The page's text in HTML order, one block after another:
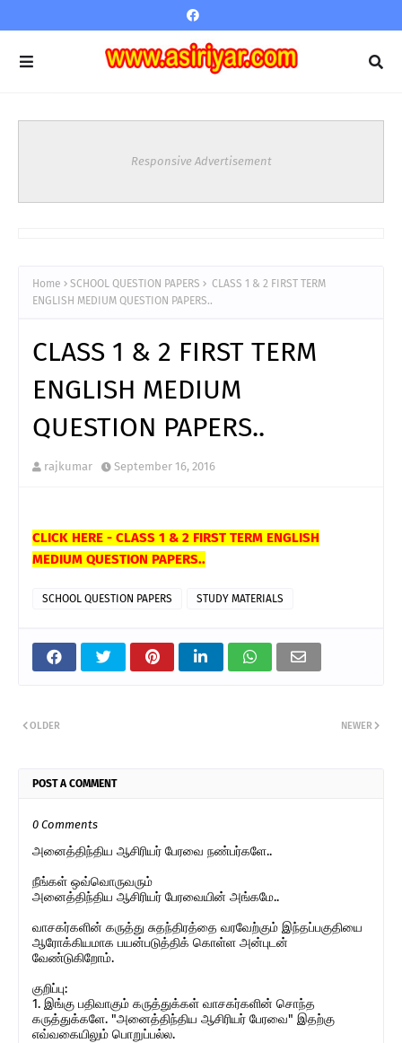
Responsive Advertisement
Home SCHOOL QUESTION PAPERS
CLASS 1 & 2 FIRST TERM
ENGLISH MEDIUM QUESTION PAPERS..
CLASS 1 & 2 FIRST TERM
ENGLISH MEDIUM
QUESTION PAPERS..
rajkumar September 16, 2016
CLICK HERE - CLASS 1 & 2 FIRST TERM ENGLISH
MEDIUM QUESTION PAPERS..
SCHOOL QUESTION PAPERS STUDY MATERIALS
NEWER
OLDER
POST A COMMENT
0 Comments
அனைத்திந்திய ஆசிரியர் பேரவை நண்பர்களே..
நீங்கள் ஒவ்வொருவரும்
அனைத்திந்திய ஆசிரியர் பேரவையின் அங்கமே..
வாசகர்களின் கருத்து சுதந்திரத்தை வரவேற்கும் இந்தப்பகுதியை
ஆரோக்கியமாக பயன்படுத்திக் கொள்ள அன்புடன்
வேண்டுகிறோம்.
குறிப்பு:
1. இங்கு பதிவாகும் கருத்துக்கள் வாசகர்களின் சொந்த
கருத்துக்களே. "அனைத்திந்திய ஆசிரியர் பேரவை" இதற்கு
எவ்வகையிலும் பொறுப்பல்ல.